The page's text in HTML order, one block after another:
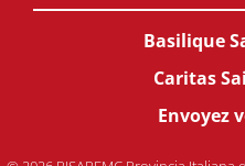
Basilique
Caritas
Envoyez